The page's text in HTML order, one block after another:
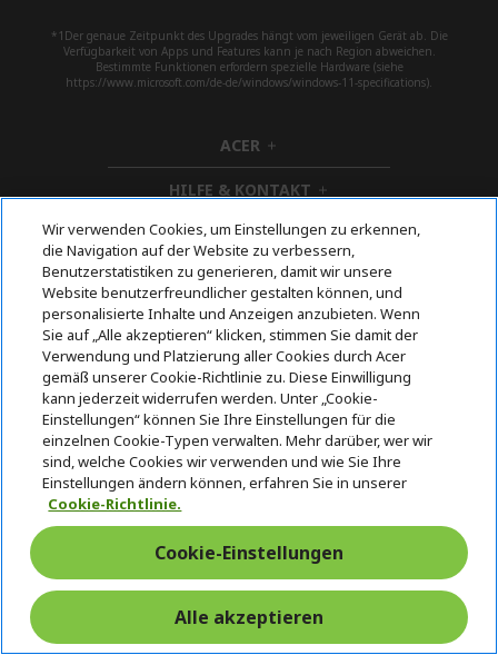
*1Der genaue Zeitpunkt des Upgrades hängt vom jeweiligen Gerät ab. Die
Verfügbarkeit von Apps und Features kann je nach Region abweichen.
Bestimmte Funktionen erfordern spezielle Hardware (siehe
https://www.microsoft.com/de-de/windows/windows-11-specifications).
ACER h
i
d
e
n
HILFE & KONTAKT h
d
d
e
n
KONTOh
i
d
d
e
n
ACER STOREh
i
d
d
e
n
Folgen Sie uns auf Social
Rückgabe & Widerruf
Wir verwenden Cookies, um Einstellungen zu erkennen,
die Navigation auf der Website zu verbessern,
Benutzerstatistiken zu generieren, damit wir unsere
Website benutzerfreundlicher gestalten können, und
personalisierte Inhalte und Anzeigen anzubieten. Wenn
Sie auf „Alle akzeptieren“ klicken, stimmen Sie damit der
Verwendung und Platzierung aller Cookies durch Acer
gemäß unserer Cookie-Richtlinie zu. Diese Einwilligung
kann jederzeit widerrufen werden. Unter „Cookie-
Einstellungen“ können Sie Ihre Einstellungen für die
einzelnen Cookie-Typen verwalten. Mehr darüber, wer wir
sind, welche Cookies wir verwenden und wie Sie Ihre
Einstellungen ändern können, erfahren Sie in unserer
Cookie-Richtlinie.
Cookie-Einstellungen
Alle akzeptieren